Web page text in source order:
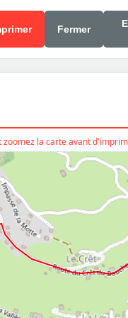
Fermer
zoomez la carte avant